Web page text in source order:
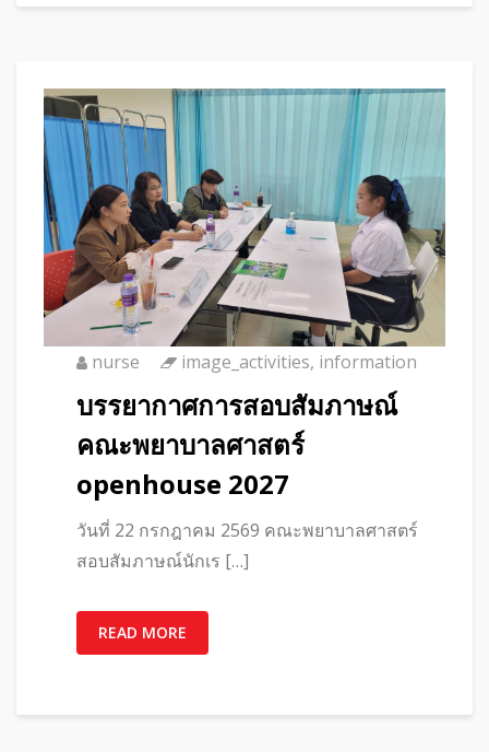
nurse image_activities, information
บรรยากาศการสอบสัมภาษณ์
คณะพยาบาลศาสตร์
openhouse 2027
วันที่ 22 กรกฎาคม 2569 คณะพยาบาลศาสตร์
สอบสัมภาษณ์นักเร […]
READ MORE